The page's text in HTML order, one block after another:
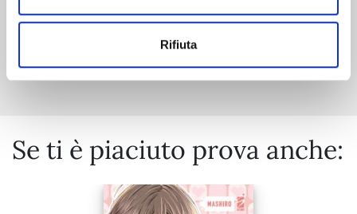
Rifiuta
Mostra tutto
Se ti è piaciuto prova anche: